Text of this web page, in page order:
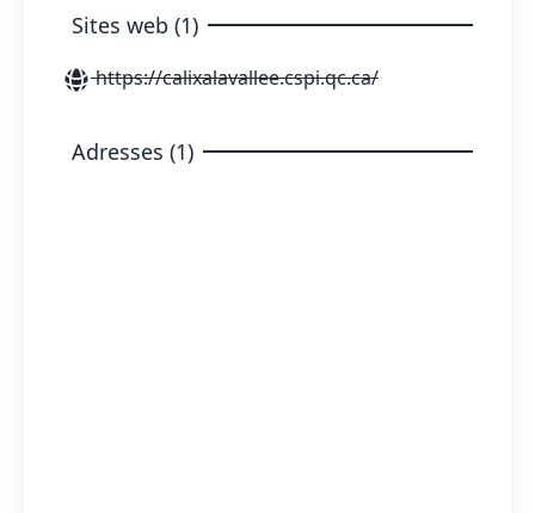
Sites web (1)
https://calixalavallee.cspi.qc.ca/
Adresses (1)